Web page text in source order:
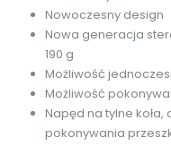
Nowoczesny design
Nowa generacja
190 g
Możliwość
Możliwość
Napęd na tylne
pokonywania